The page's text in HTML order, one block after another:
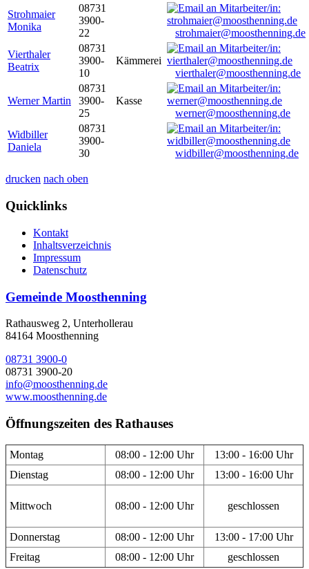
Strohmaier
Monika
08731
3900-
22
strohmaier@moosthenning.de
Vierthaler
Beatrix
08731
3900-
10
Kämmerei
vierthaler@moosthenning.de
Werner Martin
08731
3900-
25
Kasse
werner@moosthenning.de
Widbiller
Daniela
08731
3900-
30
widbiller@moosthenning.de
drucken nach oben
Quicklinks
Kontakt
Inhaltsverzeichnis
Impressum
Datenschutz
Gemeinde Moosthenning
Rathausweg 2, Unterhollerau
84164 Moosthenning
08731 3900-0
08731 3900-20
info@moosthenning.de
www.moosthenning.de
Öffnungszeiten des Rathauses
Montag 08:00 - 12:00 Uhr
13:00 - 16:00 Uhr
Dienstag
08:00 - 12:00 Uhr 13:00 - 16:00 Uhr
Mittwoch 08:00 - 12:00 Uhr geschlossen
Donnerstag 08:00 - 12:00 Uhr
13:00 - 17:00 Uhr
Freitag
08:00 - 12:00 Uhr geschlossen